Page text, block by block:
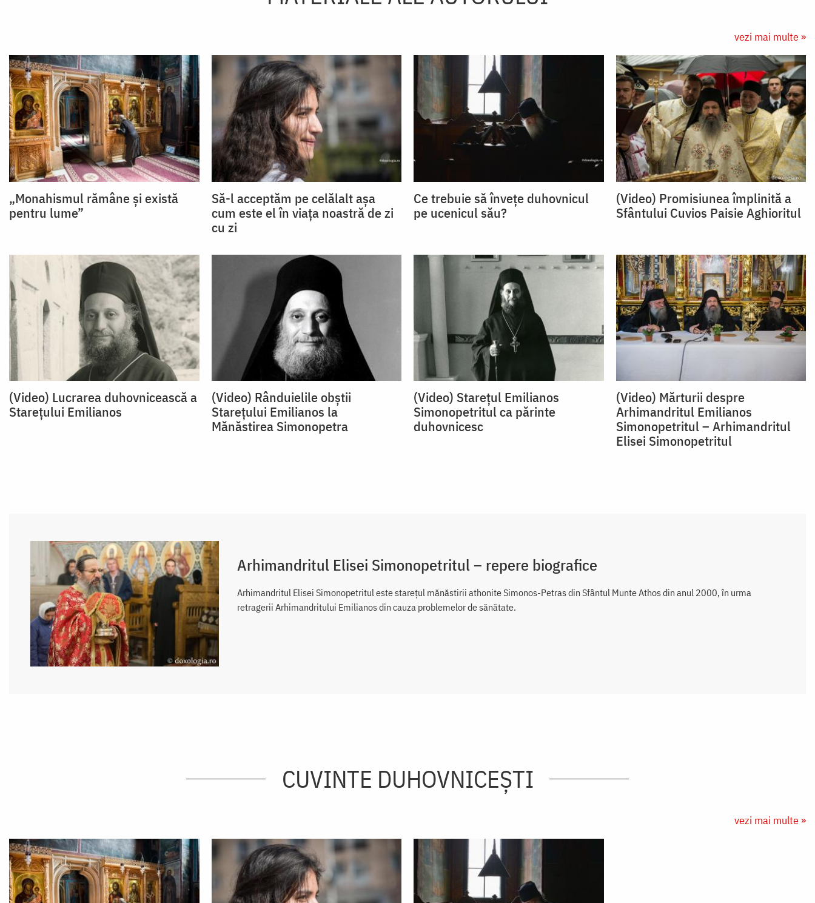
vezi mai multe »
„Monahismul rămâne și există
pentru lume”
Să-l acceptăm pe celălalt așa
cum este el în viața noastră de zi
cu zi
Ce trebuie să învețe duhovnicul
pe ucenicul său?
(Video) Promisiunea împlinită a
Sfântului Cuvios Paisie Aghioritul
(Video) Lucrarea duhovnicească a
Starețului Emilianos
(Video) Rânduielile obștii
Starețului Emilianos la
Mănăstirea Simonopetra
(Video) Starețul Emilianos
Simonopetritul ca părinte
duhovnicesc
(Video) Mărturii despre
Arhimandritul Emilianos
Simonopetritul – Arhimandritul
Elisei Simonopetritul
Arhimandritul Elisei Simonopetritul – repere biografice
Arhimandritul Elisei Simonopetritul este starețul mănăstirii athonite Simonos-Petras din Sfântul Munte Athos din anul 2000, în urma
retragerii Arhimandritului Emilianos din cauza problemelor de sănătate.
CUVINTE DUHOVNICEȘTI
vezi mai multe »